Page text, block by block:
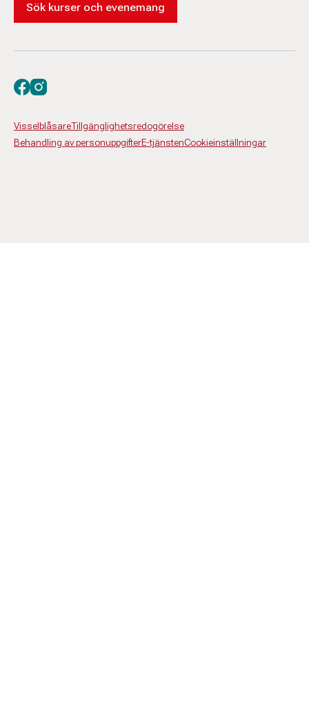
Sök kurser och evenemang
VisselblåsareTillgänglighetsredogörelse
Behandling av personuppgifterE-tjänstenCookieinställningar
Besök oss på facebook
Besök oss på instagram